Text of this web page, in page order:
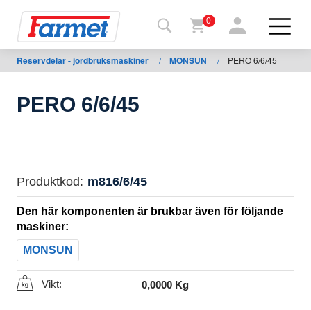
shop
Mina
maskiner
För
nedladdning
0
Reservdelar - jordbruksmaskiner / MONSUN / PERO 6/6/45
PERO 6/6/45
Produktkod: m816/6/45
Den här komponenten är brukbar även för följande
maskiner:
MONSUN
Vikt: 0,0000 Kg